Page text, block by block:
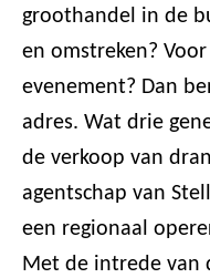
groothandel in de
en omstreken?
evenement? Dan
adres. Wat drie
de verkoop van
agentschap van
een regionaal
Met de intrede van